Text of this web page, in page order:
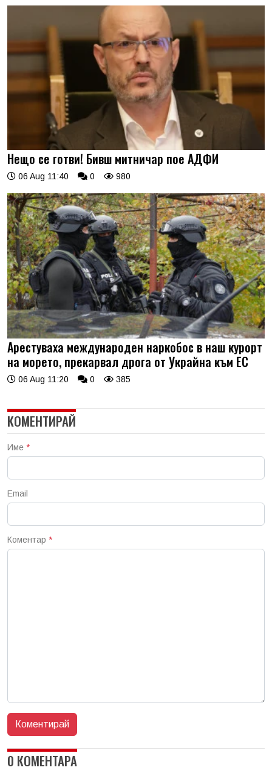
Нещо се готви! Бивш митничар пое АДФИ
06 Aug 11:40 0 980
Арестуваха международен наркобос в наш курорт
на морето, прекарвал дрога от Украйна към ЕС
06 Aug 11:20 0 385
КОМЕНТИРАЙ
Име *
Email
Коментар *
0 КОМЕНТАРА